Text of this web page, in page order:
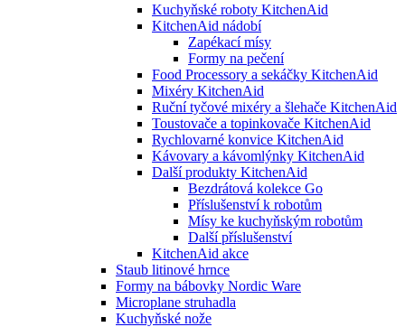
Kuchyňské roboty KitchenAid
KitchenAid nádobí
Zapékací mísy
Formy na pečení
Food Processory a sekáčky KitchenAid
Mixéry KitchenAid
Ruční tyčové mixéry a šlehače KitchenAid
Toustovače a topinkovače KitchenAid
Rychlovarné konvice KitchenAid
Kávovary a kávomlýnky KitchenAid
Další produkty KitchenAid
Bezdrátová kolekce Go
Příslušenství k robotům
Mísy ke kuchyňským robotům
Další příslušenství
KitchenAid akce
Staub litinové hrnce
Formy na bábovky Nordic Ware
Microplane struhadla
Kuchyňské nože